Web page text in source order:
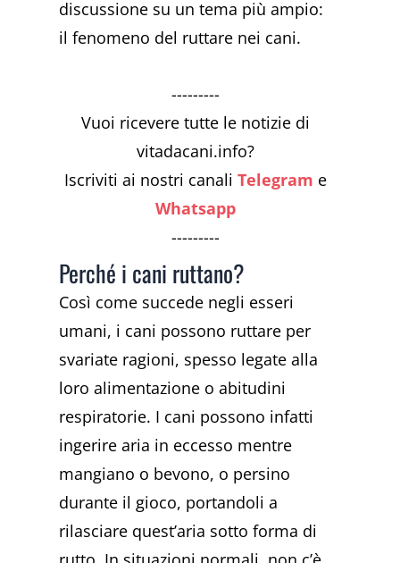
discussione su un tema più ampio:
il fenomeno del ruttare nei cani.
---------
Vuoi ricevere tutte le notizie di
vitadacani.info?
Iscriviti ai nostri canaliTelegram e
Whatsapp
---------
Perché i cani ruttano?
Così come succede negli esseri
umani, i cani possono ruttare per
svariate ragioni, spesso legate alla
loro alimentazione o abitudini
respiratorie. I cani possono infatti
ingerire aria in eccesso mentre
mangiano o bevono, o persino
durante il gioco, portandoli a
rilasciare quest’aria sotto forma di